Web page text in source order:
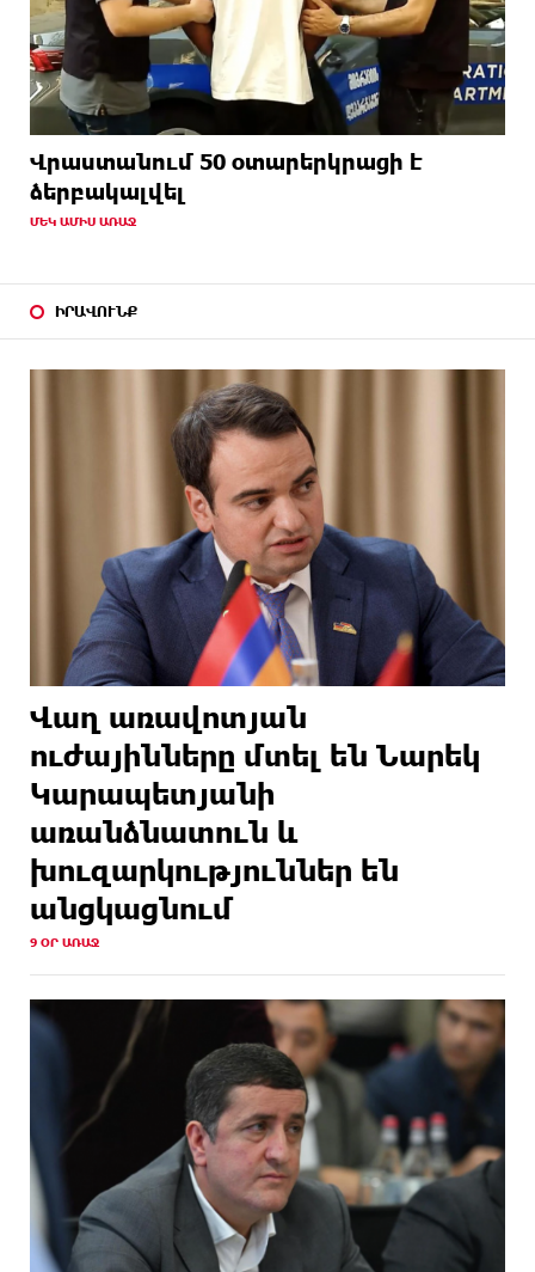
Վրաստանում 50 օտարերկրացի է
ձերբակալվել
ՄԵԿ ԱՄԻՍ ԱՌԱՋ
ԻՐԱՎՈՒՆՔ
Վաղ առավոտյան
ուժայինները մտել են Նարեկ
Կարապետյանի
առանձնատուն և
խուզարկություններ են
անցկացնում
9 ՕՐ ԱՌԱՋ